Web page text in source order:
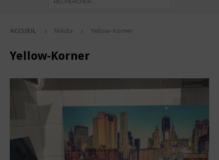
ACCUEIL Média Yellow-Korner
Yellow-Korner